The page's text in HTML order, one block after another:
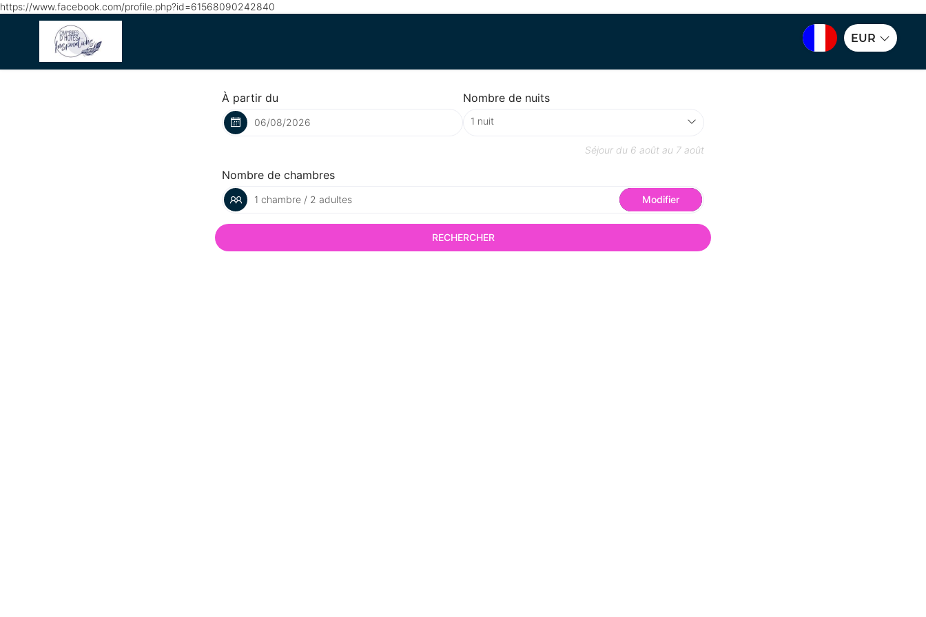
https://www.facebook.com/profile.php?id=61568090242840
EUR
À partir du Nombre de nuits
Séjour du 6 août au 7 août
Nombre de chambres
1 chambre / 2 adultes Modifier